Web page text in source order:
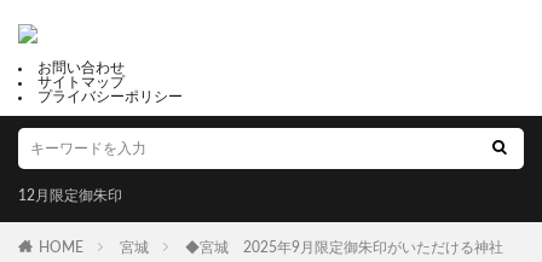
お問い合わせ
サイトマップ
プライバシーポリシー
12月限定御朱印
HOME 宮城 ◆宮城 2025年9月限定御朱印がいただける神社